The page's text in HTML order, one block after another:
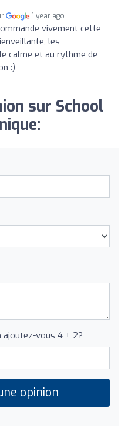
1 year ago
vivement cette
les
calme et au rythme de
:)
sur School
ajoutez-vous 4 + 2?
opinion